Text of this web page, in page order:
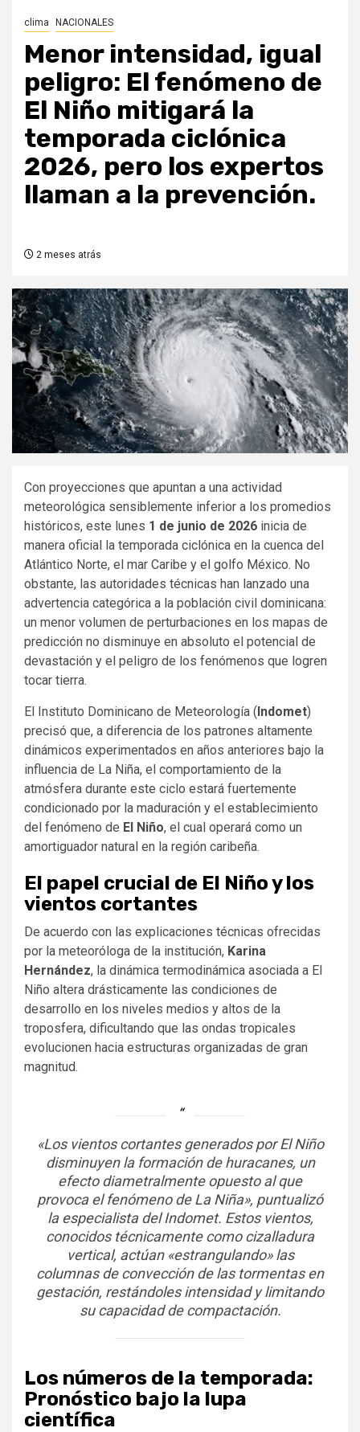
clima NACIONALES
Menor intensidad, igual
peligro: El fenómeno de
El Niño mitigará la
temporada ciclónica
2026, pero los expertos
llaman a la prevención.
2 meses atrás
Con proyecciones que apuntan a una actividad
meteorológica sensiblemente inferior a los promedios
históricos, este lunes 1 de junio de 2026 inicia de
manera oficial la temporada ciclónica en la cuenca del
Atlántico Norte, el mar Caribe y el golfo México. No
obstante, las autoridades técnicas han lanzado una
advertencia categórica a la población civil dominicana:
un menor volumen de perturbaciones en los mapas de
predicción no disminuye en absoluto el potencial de
devastación y el peligro de los fenómenos que logren
tocar tierra.
El Instituto Dominicano de Meteorología (Indomet)
precisó que, a diferencia de los patrones altamente
dinámicos experimentados en años anteriores bajo la
influencia de La Niña, el comportamiento de la
atmósfera durante este ciclo estará fuertemente
condicionado por la maduración y el establecimiento
del fenómeno de El Niño, el cual operará como un
amortiguador natural en la región caribeña.
El papel crucial de El Niño y los
vientos cortantes
De acuerdo con las explicaciones técnicas ofrecidas
por la meteoróloga de la institución, Karina
Hernández, la dinámica termodinámica asociada a El
Niño altera drásticamente las condiciones de
desarrollo en los niveles medios y altos de la
troposfera, dificultando que las ondas tropicales
evolucionen hacia estructuras organizadas de gran
magnitud.
«Los vientos cortantes generados por El Niño
disminuyen la formación de huracanes, un
efecto diametralmente opuesto al que
provoca el fenómeno de La Niña», puntualizó
la especialista del Indomet. Estos vientos,
conocidos técnicamente como cizalladura
vertical, actúan «estrangulando» las
columnas de convección de las tormentas en
gestación, restándoles intensidad y limitando
su capacidad de compactación.
Los números de la temporada:
Pronóstico bajo la lupa
científica